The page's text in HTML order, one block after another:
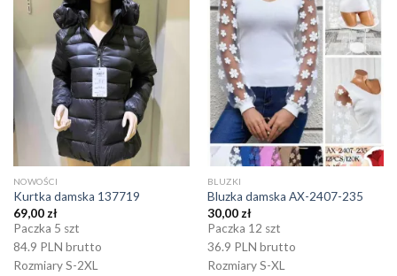
NOWOŚCI
Kurtka damska 137719
69,00 zł
Paczka 5 szt
84.9 PLN brutto
Rozmiary S-2XL
BLUZKI
Bluzka damska AX-2407-235
30,00 zł
Paczka 12 szt
36.9 PLN brutto
Rozmiary S-XL